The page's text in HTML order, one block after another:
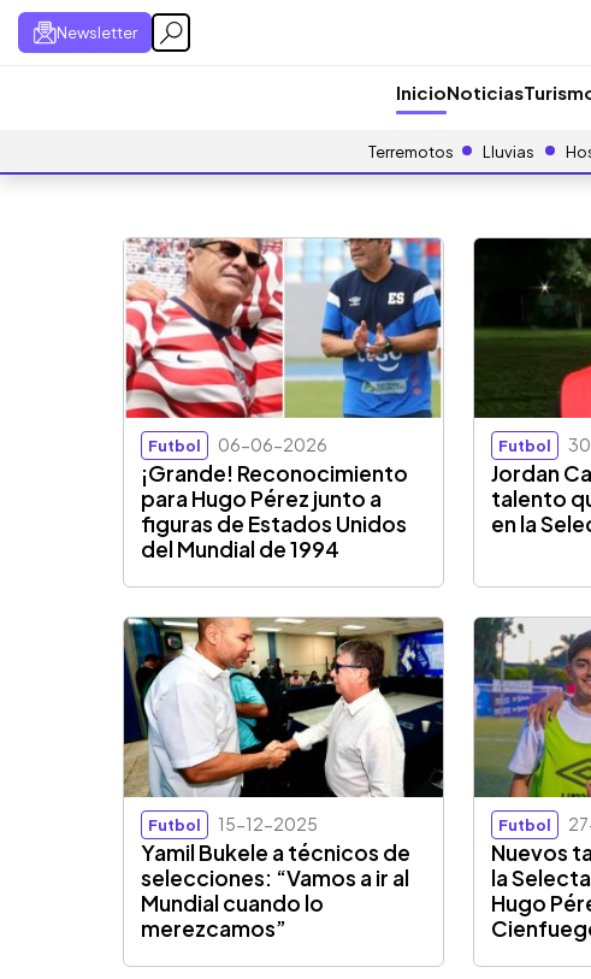
Newsletter
InicioNoticias
Terremotos Lluvias
Futbol 06-06-2026
¡Grande! Reconocimiento
para Hugo Pérez junto a
figuras de Estados Unidos
del Mundial de 1994
Futbol
Jordan
talento
en la
Futbol 15-12-2025
Yamil Bukele a técnicos de
selecciones: “Vamos a ir al
Mundial cuando lo
merezcamos”
Futbol
Nuevos
la
Hugo